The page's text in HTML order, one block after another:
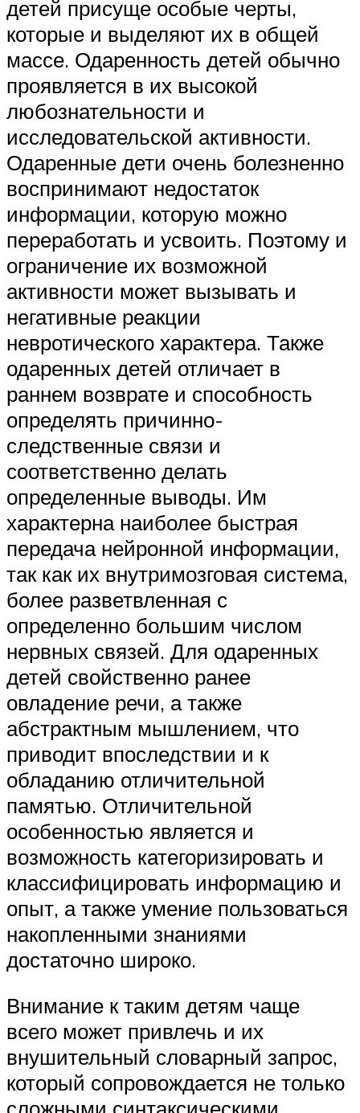
детей присуще особые черты,
которые и выделяют их в общей
массе. Одаренность детей обычно
проявляется в их высокой
любознательности и
исследовательской активности.
Одаренные дети очень болезненно
воспринимают недостаток
информации, которую можно
переработать и усвоить. Поэтому и
ограничение их возможной
активности может вызывать и
негативные реакции
невротического характера. Также
одаренных детей отличает в
раннем возврате и способность
определять причинно-
следственные связи и
соответственно делать
определенные выводы. Им
характерна наиболее быстрая
передача нейронной информации,
так как их внутримозговая система,
более разветвленная с
определенно большим числом
нервных связей. Для одаренных
детей свойственно ранее
овладение речи, а также
абстрактным мышлением, что
приводит впоследствии и к
обладанию отличительной
памятью. Отличительной
особенностью является и
возможность категоризировать и
классифицировать информацию и
опыт, а также умение пользоваться
накопленными знаниями
достаточно широко.
Внимание к таким детям чаще
всего может привлечь и их
внушительный словарный запрос,
который сопровождается не только